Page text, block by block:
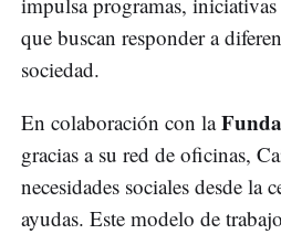
que buscan responder a
sociedad.
En colaboración con la
gracias a su red de oficinas,
necesidades sociales desde la
ayudas. Este modelo de